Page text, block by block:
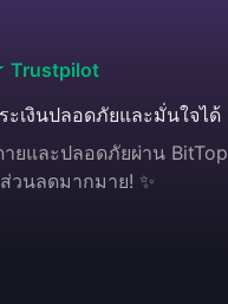
Trustpilot
ะเงินปลอดภัยและมั่นใจได้
ยและปลอดภัยผ่าน
วนลดมากมาย! ✨